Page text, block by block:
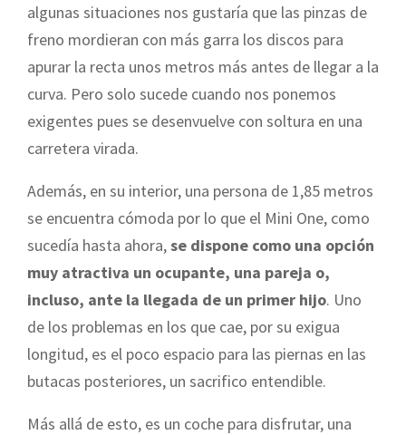
algunas situaciones nos gustaría que las pinzas de
freno mordieran con más garra los discos para
apurar la recta unos metros más antes de llegar a la
curva. Pero solo sucede cuando nos ponemos
exigentes pues se desenvuelve con soltura en una
carretera virada.
Además, en su interior, una persona de 1,85 metros
se encuentra cómoda por lo que el Mini One, como
sucedía hasta ahora,se dispone como una opción
muy atractiva un ocupante, una pareja o,
incluso, ante la llegada de un primer hijo. Uno
de los problemas en los que cae, por su exigua
longitud, es el poco espacio para las piernas en las
butacas posteriores, un sacrifico entendible.
Más allá de esto, es un coche para disfrutar, una